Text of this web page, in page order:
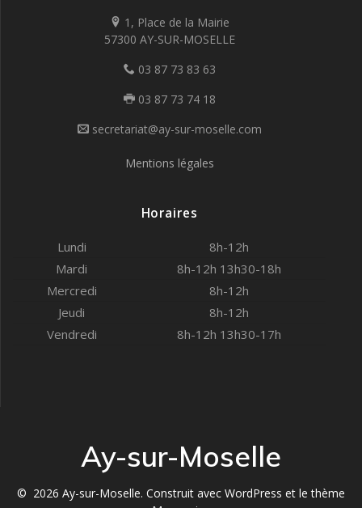
1, Place de la Mairie
57300 AY-SUR-MOSELLE
03 87 73 83 63
03 87 73 74 18
secretariat@ay-sur-moselle.com
Mentions légales
Horaires
Lundi
8h-12h
Mardi
8h-12h 13h30-18h
Mercredi
8h-12h
Jeudi
8h-12h
Vendredi
8h-12h 13h30-17h
Ay-sur-Moselle
© 2026 Ay-sur-Moselle. Construit avec WordPress et lethème